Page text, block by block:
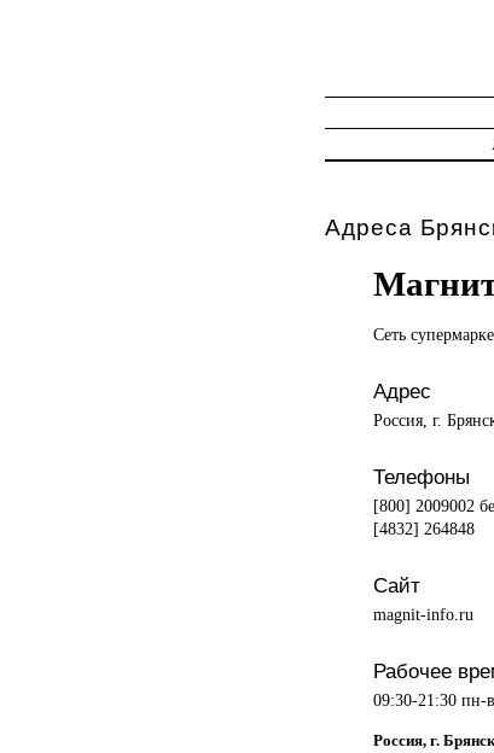
Адреса
Сеть
Адрес
Россия, г.
Телефоны
[800] 2009002
[4832] 264848
Сайт
magnit-info.ru
Рабочее
09:30-21:30 пн-
Россия, г.